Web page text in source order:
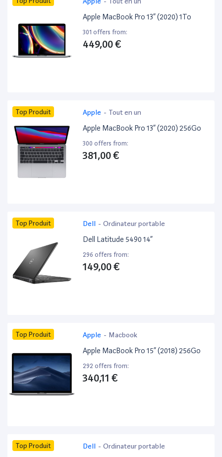
Apple MacBook Pro 13” (2020) 1To
301 offers from:
449,00 €
Top Produit Apple - Tout en un
Apple MacBook Pro 13” (2020) 256Go
300 offers from:
381,00 €
Top Produit Dell - Ordinateur portable
Dell Latitude 5490 14”
296 offers from:
149,00 €
Top Produit Apple - Macbook
Apple MacBook Pro 15” (2018) 256Go
292 offers from:
340,11 €
Top Produit Dell - Ordinateur portable